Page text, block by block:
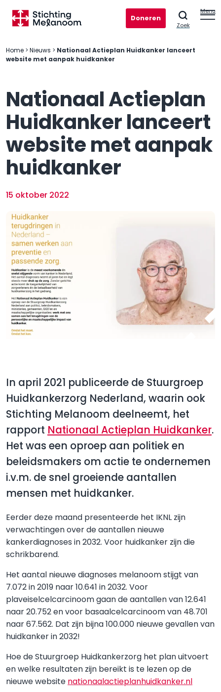
Doneren
Zoek
Menu
Home > Nieuws > Nationaal Actieplan Huidkanker lanceert
website met aanpak huidkanker
Nationaal Actieplan
Huidkanker lanceert
website met aanpak
huidkanker
15 oktober 2022
In april 2021 publiceerde de Stuurgroep
Huidkankerzorg Nederland, waarin ook
Stichting Melanoom deelneemt, het
rapport Nationaal Actieplan Huidkanker.
Het was een oproep aan politiek en
beleidsmakers om actie te ondernemen
i.v.m. de snel groeiende aantallen
mensen met huidkanker.
Eerder deze maand presenteerde het IKNL zijn
verwachtingen over de aantallen nieuwe
kankerdiagnoses in 2032. Voor huidkanker zijn die
schrikbarend.
Het aantal nieuwe diagnoses melanoom stijgt van
7.072 in 2019 naar 10.641 in 2032. Voor
plaveiselcelcarcinoom gaan de aantallen van 12.641
naar 20.752 en voor basaalcelcarcinoom van 48.701
naar 67.562. Dat zijn bijna 100.000 nieuwe gevallen van
huidkanker in 2032!
Hoe de Stuurgroep Huidkankerzorg het plan uitvoert
en welke resultaten zijn bereikt is te lezen op de
nieuwe website nationaalactieplanhuidkanker.nl